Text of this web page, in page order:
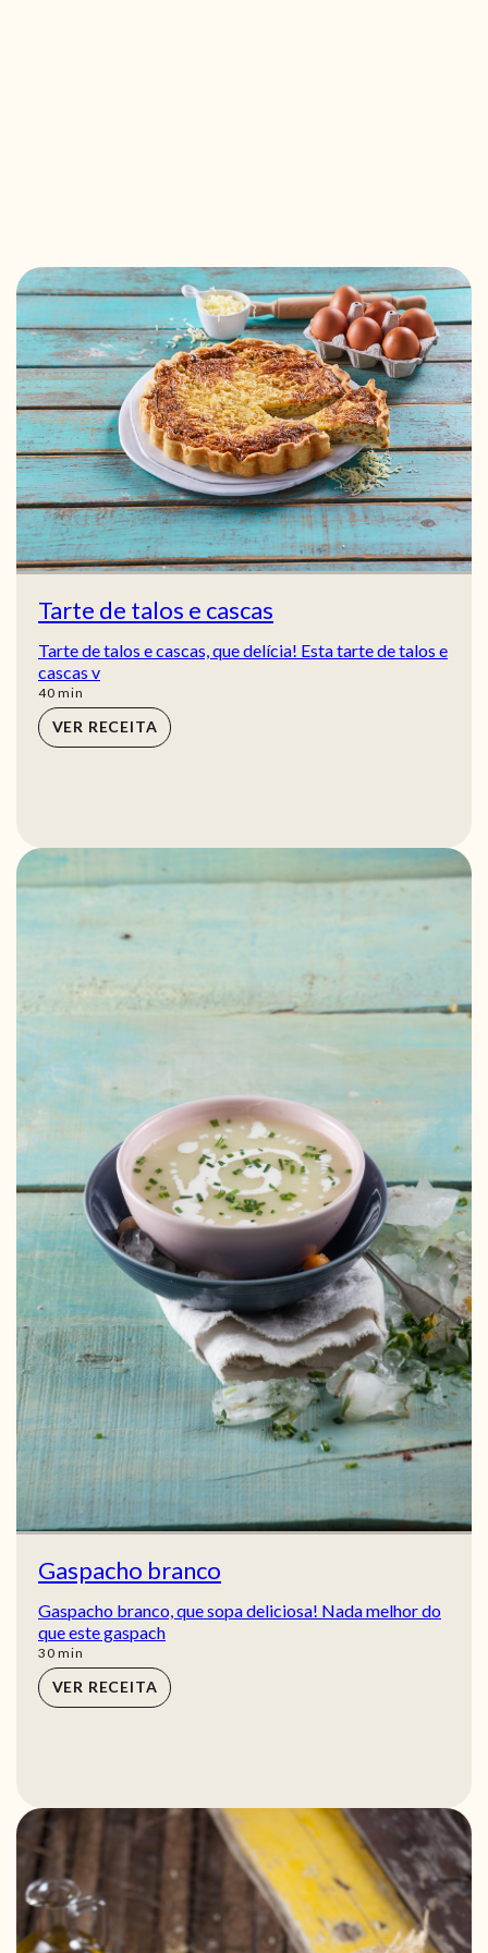
Tarte de talos e cascas
Tarte de talos e cascas, que delícia! Esta tarte de talos e
cascas v
40min
min
VER RECEITA
Gaspacho branco
Gaspacho branco, que sopa deliciosa! Nada melhor do
que este gaspach
30min
min
VER RECEITA